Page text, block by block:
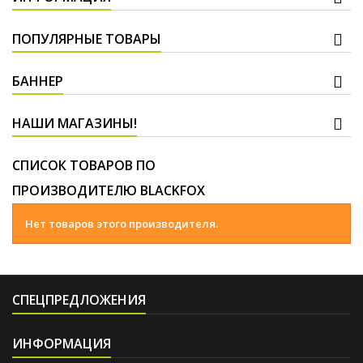
ПОПУЛЯРНЫЕ ТОВАРЫ
БАННЕР
НАШИ МАГАЗИНЫ!
СПИСОК ТОВАРОВ ПО
ПРОИЗВОДИТЕЛЮ BLACKFOX
Нет товаров этого производителя.
СПЕЦПРЕДЛОЖЕНИЯ
ИНФОРМАЦИЯ